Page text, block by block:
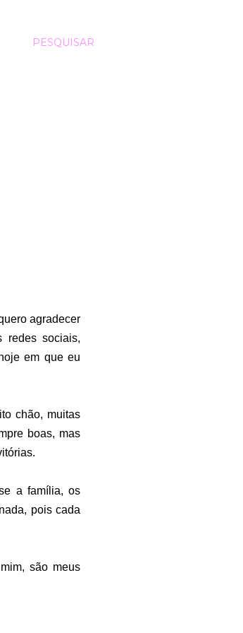
PESQUISAR
agradecer
redes sociais,
em que eu
chão, muitas
boas, mas
a família, os
pois cada
são meus